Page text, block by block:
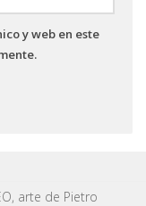
y web en este
arte de Pietro